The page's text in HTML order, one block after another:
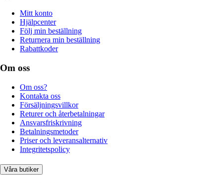
Mitt konto
Hjälpcenter
Följ min beställning
Returnera min beställning
Rabattkoder
Om oss
Om oss?
Kontakta oss
Försäljningsvillkor
Returer och återbetalningar
Ansvarsfriskrivning
Betalningsmetoder
Priser och leveransalternativ
Integritetspolicy
Våra butiker